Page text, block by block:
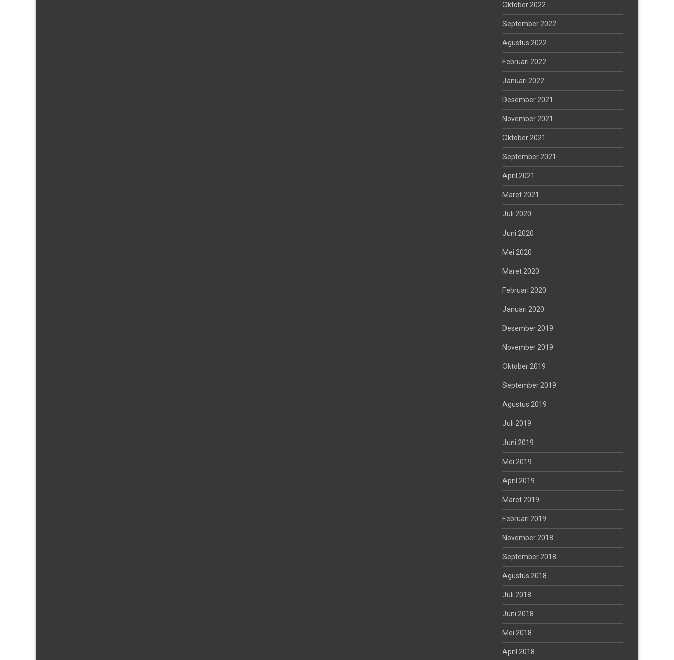
Oktober 2022
September 2022
Agustus 2022
Februari 2022
Januari 2022
Desember 2021
November 2021
Oktober 2021
September 2021
April 2021
Maret 2021
Juli 2020
Juni 2020
Mei 2020
Maret 2020
Februari 2020
Januari 2020
Desember 2019
November 2019
Oktober 2019
September 2019
Agustus 2019
Juli 2019
Juni 2019
Mei 2019
April 2019
Maret 2019
Februari 2019
November 2018
September 2018
Agustus 2018
Juli 2018
Juni 2018
Mei 2018
April 2018